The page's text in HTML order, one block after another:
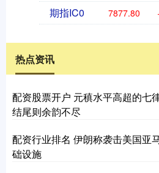
期指IC0 7877.80
热点资讯
配资股票开户 元稹水平高超的七
结尾则余韵不尽
配资行业排名 伊朗称袭击美国亚
础设施